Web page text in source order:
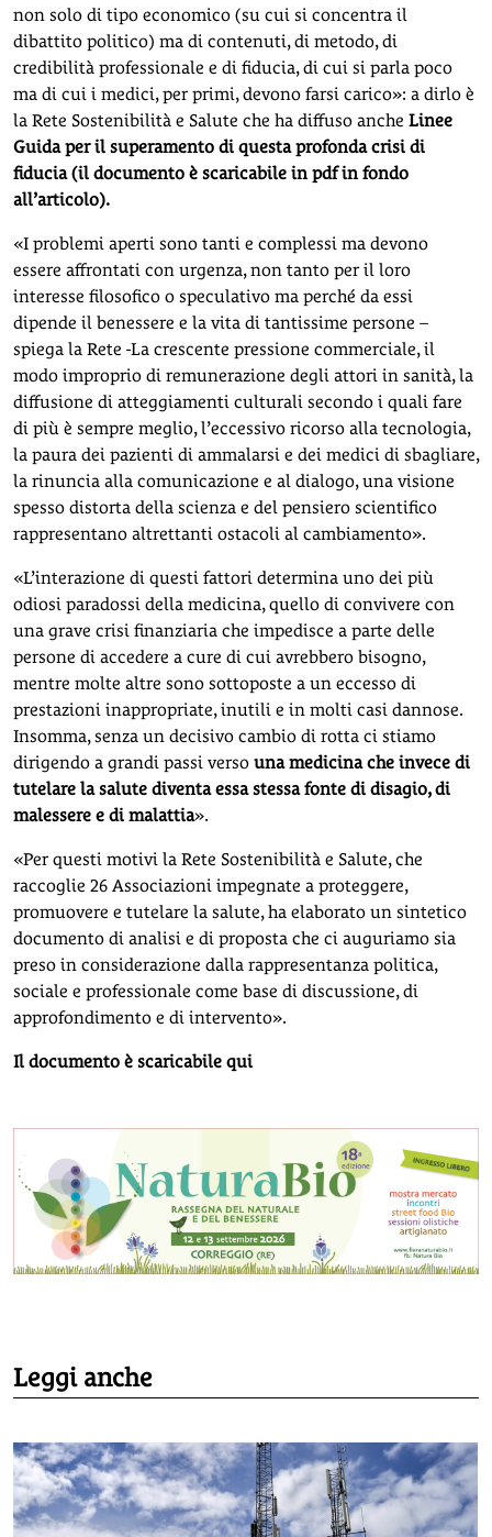
non solo di tipo economico (su cui si concentra il
dibattito politico) ma di contenuti, di metodo, di
credibilità professionale e di fiducia, di cui si parla poco
ma di cui i medici, per primi, devono farsi carico»: a dirlo è
la Rete Sostenibilità e Salute che ha diffuso anche Linee
Guida per il superamento di questa profonda crisi di
fiducia (il documento è scaricabile in pdf in fondo
all’articolo).
«I problemi aperti sono tanti e complessi ma devono
essere affrontati con urgenza, non tanto per il loro
interesse filosofico o speculativo ma perché da essi
dipende il benessere e la vita di tantissime persone –
spiega la Rete -La crescente pressione commerciale, il
modo improprio di remunerazione degli attori in sanità, la
diffusione di atteggiamenti culturali secondo i quali fare
di più è sempre meglio, l’eccessivo ricorso alla tecnologia,
la paura dei pazienti di ammalarsi e dei medici di sbagliare,
la rinuncia alla comunicazione e al dialogo, una visione
spesso distorta della scienza e del pensiero scientifico
rappresentano altrettanti ostacoli al cambiamento».
«L’interazione di questi fattori determina uno dei più
odiosi paradossi della medicina, quello di convivere con
una grave crisi finanziaria che impedisce a parte delle
persone di accedere a cure di cui avrebbero bisogno,
mentre molte altre sono sottoposte a un eccesso di
prestazioni inappropriate, inutili e in molti casi dannose.
Insomma, senza un decisivo cambio di rotta ci stiamo
dirigendo a grandi passi verso una medicina che invece di
tutelare la salute diventa essa stessa fonte di disagio, di
malessere e di malattia».
«Per questi motivi la Rete Sostenibilità e Salute, che
raccoglie 26 Associazioni impegnate a proteggere,
promuovere e tutelare la salute, ha elaborato un sintetico
documento di analisi e di proposta che ci auguriamo sia
preso in considerazione dalla rappresentanza politica,
sociale e professionale come base di discussione, di
approfondimento e di intervento».
Il documento è scaricabile qui
Leggi anche